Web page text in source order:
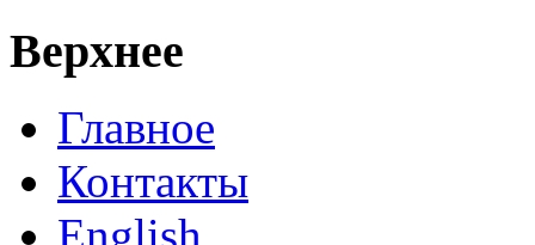
Верхнее
Главное
Контакты